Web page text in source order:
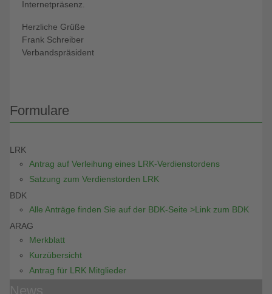
Internetpräsenz.
Herzliche Grüße
Frank Schreiber
Verbandspräsident
Formulare
LRK
Antrag auf Verleihung eines LRK-Verdienstordens
Satzung zum Verdienstorden LRK
BDK
Alle Anträge finden Sie auf der BDK-Seite >Link zum BDK
ARAG
Merkblatt
Kurzübersicht
Antrag für LRK Mitglieder